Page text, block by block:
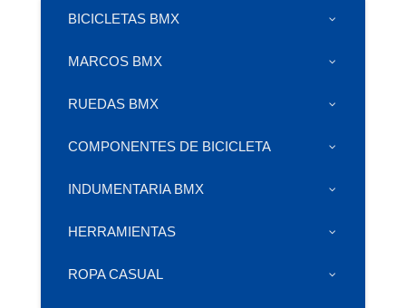
BICICLETAS BMX
MARCOS BMX
RUEDAS BMX
COMPONENTES DE BICICLETA
INDUMENTARIA BMX
HERRAMIENTAS
ROPA CASUAL